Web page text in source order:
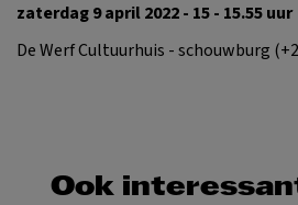
zaterdag 9 april 2022 - 15 - 15.55 uur
De Werf Cultuurhuis - schouwburg
Ook